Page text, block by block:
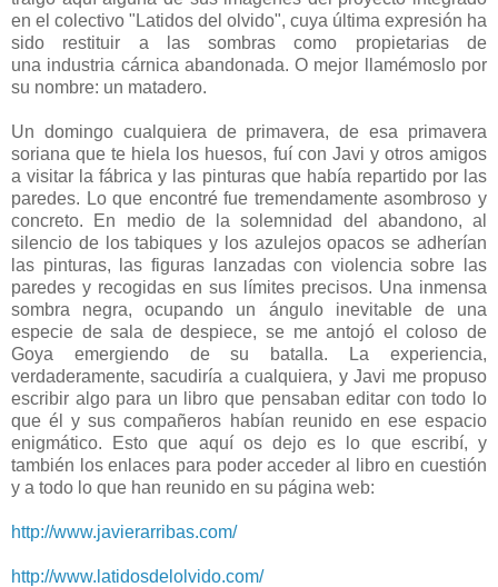
en el colectivo "Latidos del olvido", cuya última expresión ha
sido restituir a las sombras como propietarias de
una industria cárnica abandonada. O mejor llamémoslo por
su nombre: un matadero.
Un domingo cualquiera de primavera, de esa primavera
soriana que te hiela los huesos, fuí con Javi y otros amigos
a visitar la fábrica y las pinturas que había repartido por las
paredes. Lo que encontré fue tremendamente asombroso y
concreto. En medio de la solemnidad del abandono, al
silencio de los tabiques y los azulejos opacos se adherían
las pinturas, las figuras lanzadas con violencia sobre las
paredes y recogidas en sus límites precisos. Una inmensa
sombra negra, ocupando un ángulo inevitable de una
especie de sala de despiece, se me antojó el coloso de
Goya emergiendo de su batalla. La experiencia,
verdaderamente, sacudiría a cualquiera, y Javi me propuso
escribir algo para un libro que pensaban editar con todo lo
que él y sus compañeros habían reunido en ese espacio
enigmático. Esto que aquí os dejo es lo que escribí, y
también los enlaces para poder acceder al libro en cuestión
y a todo lo que han reunido en su página web:
http://www.javierarribas.com/
http://www.latidosdelolvido.com/